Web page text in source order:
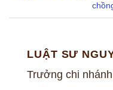
LUẬT SƯ
Trưởng chi